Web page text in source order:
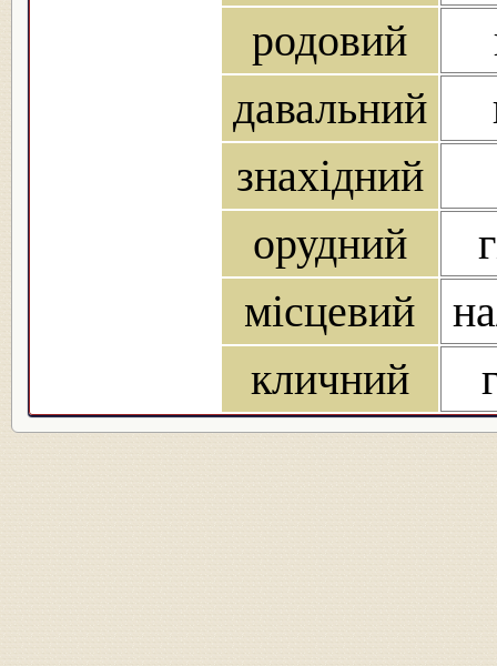
родовий
давальний
знахідний
орудний
місцевий
кличний